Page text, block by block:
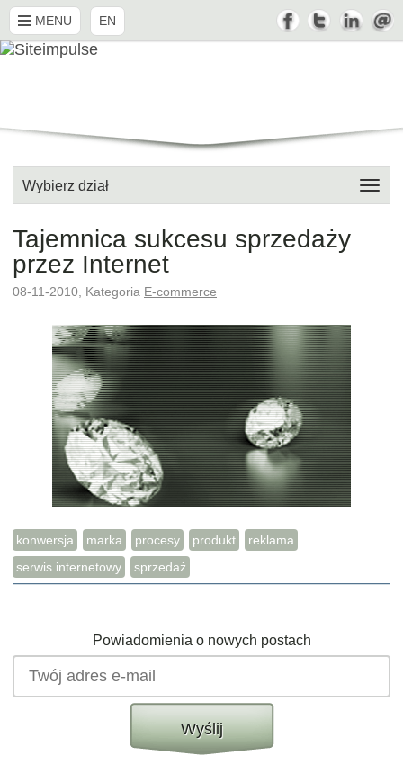
EN
MENU
Wybierz dział
Tajemnica sukcesu sprzedaży
przez Internet
08-11-2010, Kategoria E-commerce
konwersja marka procesy produkt
reklama
serwis internetowy
sprzedaż
Powiadomienia o nowych postach
Wyślij